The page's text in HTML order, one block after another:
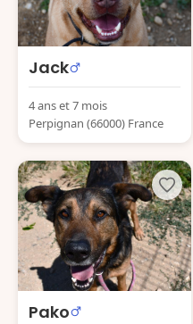
Jack
4 ans et 7 mois
Perpignan (66000) France
Pako